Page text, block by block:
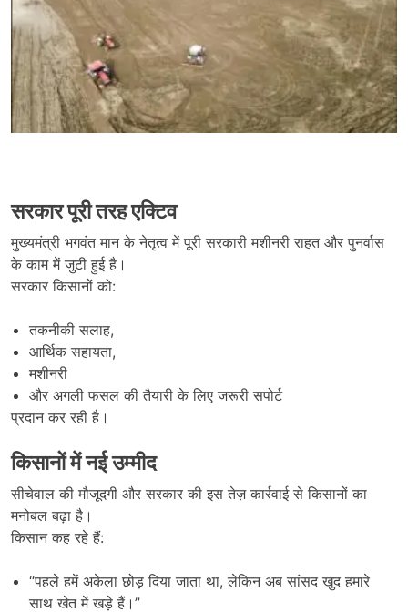
सरकार पूरी तरह एक्टिव
मुख्यमंत्री भगवंत मान के नेतृत्व में पूरी सरकारी मशीनरी राहत और पुनर्वास
के काम में जुटी हुई है।
सरकार किसानों को:
तकनीकी सलाह,
आर्थिक सहायता,
मशीनरी
और अगली फसल की तैयारी के लिए जरूरी सपोर्ट
प्रदान कर रही है।
किसानों में नई उम्मीद
सीचेवाल की मौजूदगी और सरकार की इस तेज़ कार्रवाई से किसानों का
मनोबल बढ़ा है।
किसान कह रहे हैं:
“पहले हमें अकेला छोड़ दिया जाता था, लेकिन अब सांसद खुद हमारे
साथ खेत में खड़े हैं।”